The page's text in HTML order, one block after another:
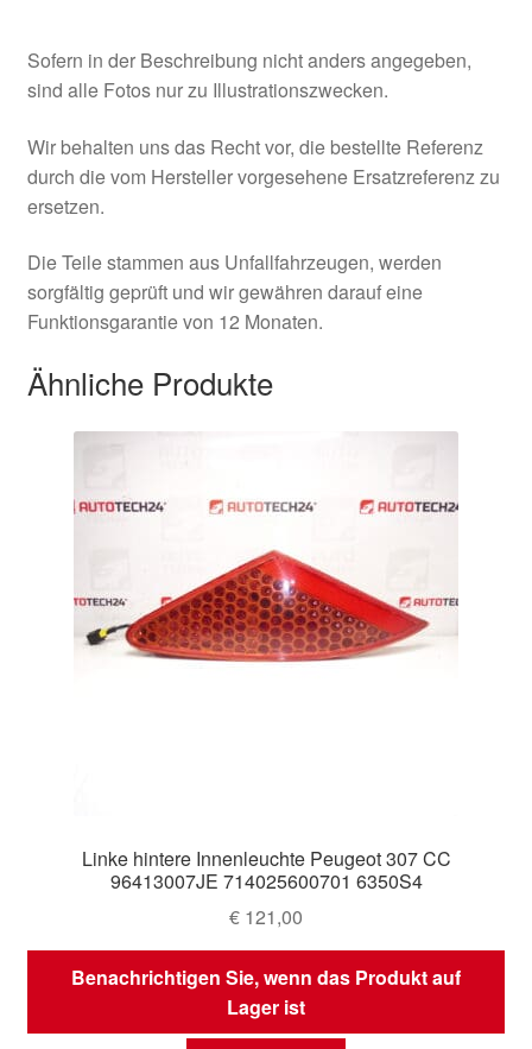
Sofern in der Beschreibung nicht anders angegeben,
sind alle Fotos nur zu Illustrationszwecken.
Wir behalten uns das Recht vor, die bestellte Referenz
durch die vom Hersteller vorgesehene Ersatzreferenz zu
ersetzen.
Die Teile stammen aus Unfallfahrzeugen, werden
sorgfältig geprüft und wir gewähren darauf eine
Funktionsgarantie von 12 Monaten.
Ähnliche Produkte
Linke hintere Innenleuchte Peugeot 307 CC
96413007JE 714025600701 6350S4
€ 121,00
Benachrichtigen Sie, wenn das Produkt auf
Lager ist